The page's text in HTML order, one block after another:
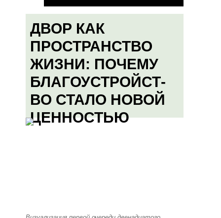
ДВОР КАК
ПРОСТРАНСТВО
ЖИЗНИ: ПОЧЕМУ
БЛАГОУСТРОЙСТ-
ВО СТАЛО НОВОЙ
ЦЕННОСТЬЮ